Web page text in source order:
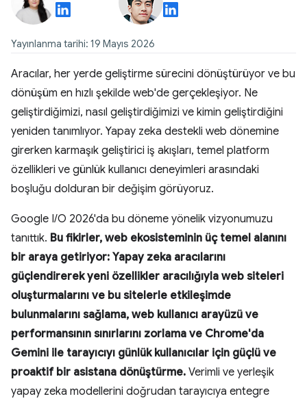
Yayınlanma tarihi: 19 Mayıs 2026
Aracılar, her yerde geliştirme sürecini dönüştürüyor ve bu
dönüşüm en hızlı şekilde web'de gerçekleşiyor. Ne
geliştirdiğimizi, nasıl geliştirdiğimizi ve kimin geliştirdiğini
yeniden tanımlıyor. Yapay zeka destekli web dönemine
girerken karmaşık geliştirici iş akışları, temel platform
özellikleri ve günlük kullanıcı deneyimleri arasındaki
boşluğu dolduran bir değişim görüyoruz.
Google I/O 2026'da bu döneme yönelik vizyonumuzu
tanıttık. Bu fikirler, web ekosisteminin üç temel alanını
bir araya getiriyor: Yapay zeka aracılarını
güçlendirerekyeni özellikler aracılığıyla web siteleri
oluşturmalarını ve bu sitelerle etkileşimde
bulunmalarını sağlama, web kullanıcı arayüzü ve
performansının sınırlarını zorlama ve Chrome'da
Gemini ile tarayıcıyı günlük kullanıcılar için güçlü ve
proaktif bir asistana dönüştürme. Verimli ve yerleşik
yapay zeka modellerini doğrudan tarayıcıya entegre